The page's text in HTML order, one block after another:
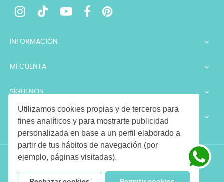
Utilizamos cookies propias y de terceros para
fines analíticos y para mostrarte publicidad
personalizada en base a un perfil elaborado a
partir de tus hábitos de navegación (por
ejemplo, páginas visitadas).
INFORMACIÓN 
MI CUENTA 
SÍGUENOS 
LEGALES 
Copyright © 2026 LIMONAE. Todos los derechos reservados